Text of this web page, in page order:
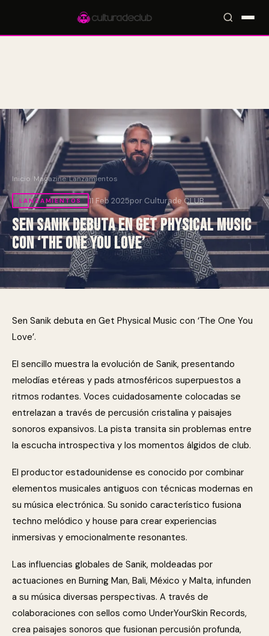
Inicio Magazine/Lanzamientos
LANZAMIENTOS 11 Feb 2025por Culturade.CLUB
Sen Sanik debuta en Get Physical Music
con ‘The One You Love’
Sen Sanik debuta en Get Physical Music con ‘The One You
Love’.
El sencillo muestra la evolución de Sanik, presentando
melodías etéreas y pads atmosféricos superpuestos a
ritmos rodantes. Voces cuidadosamente colocadas se
entrelazan a través de percusión cristalina y paisajes
sonoros expansivos. La pista transita sin problemas entre
la escucha introspectiva y los momentos álgidos de club.
El productor estadounidense es conocido por combinar
elementos musicales antiguos con técnicas modernas en
su música electrónica. Su sonido característico fusiona
techno melódico y house para crear experiencias
inmersivas y emocionalmente resonantes.
Las influencias globales de Sanik, moldeadas por
actuaciones en Burning Man, Bali, México y Malta, infunden
a su música diversas perspectivas. A través de
colaboraciones con sellos como UnderYourSkin Records,
crea paisajes sonoros que fusionan percusión profunda,